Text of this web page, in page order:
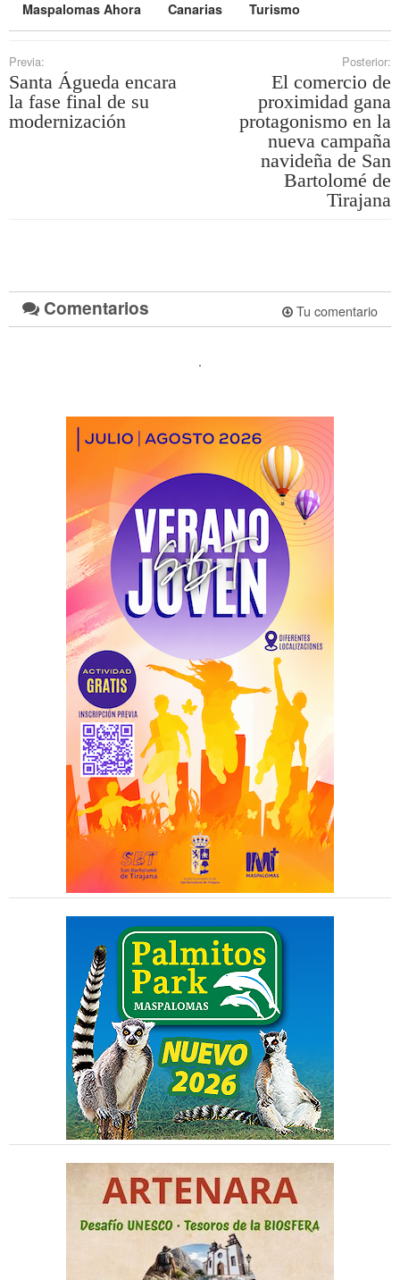
Maspalomas Ahora Canarias Turismo
Previa:
Santa Águeda encara
la fase final de su
modernización
Posterior:
El comercio de
proximidad gana
protagonismo en la
nueva campaña
navideña de San
Bartolomé de
Tirajana
Comentarios Tu comentario
.